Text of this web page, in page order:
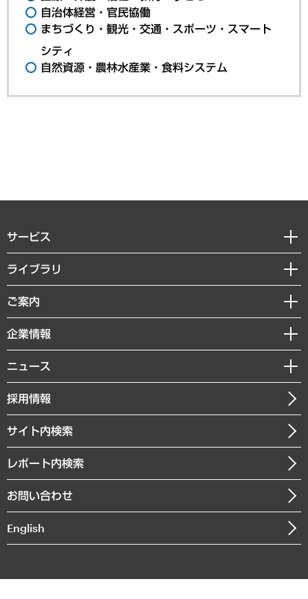
自治体経営・官民協働
まちづくり・観光・交通・スポーツ・スマート
シティ
自然資源・農林水産業・食料システム
サービス
経営戦略
組織・人事戦略
デジタルイノベーション
共生・ダイバーシティ
GRC（ガバナンス・リスク・コンプライアンス）・防災（政策）
経済・産業・雇用・労働
まちづくり・観光・交通・スポーツ・スマートシティ
自然資源・農林水産業・食料システム
ライブラリ
経済調査
レポート
コラム
経営用語集
受託・受注実績（官公庁関連）
メディア掲載・出演
ご案内
セミナー・イベント情報
MUFGビジネスセミナー
受託案件情報
企業情報
私たちの想い
社長メッセージ
会社概要
沿革
組織図・本部部室紹介
インドネシア現地法人
個人情報保護方針
ニュース
ニュースリリース
お知らせ
採用情報
サイト内検索
レポート内検索
お問い合わせ
English